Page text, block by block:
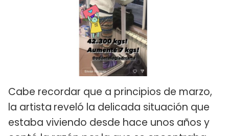
Cabe recordar que a principios de marzo,
la artista reveló la delicada situación que
estaba viviendo desde hace unos años y